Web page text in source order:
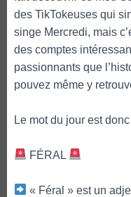
des TikTokeuses qui
singe Mercredi, mais
des comptes
passionnants que
pouvez même y
Le mot du jour est donc
FÉRAL
« Féral » est un